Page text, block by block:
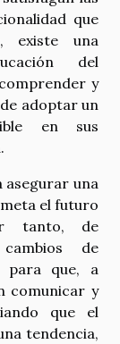
que
existe una
del
y
adoptar un
en sus
asegurar una
el futuro
tanto, de
de
para que, a
comunicar y
que el
tendencia,